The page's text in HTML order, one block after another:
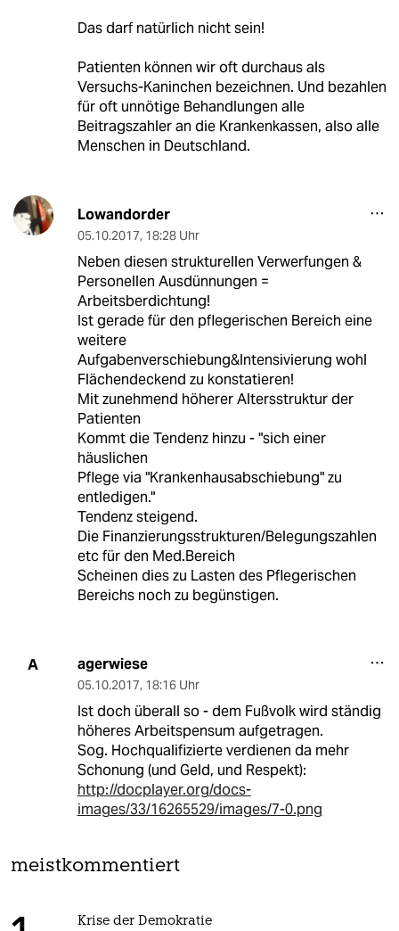
Das darf natürlich nicht sein!
Patienten können wir oft durchaus als
Versuchs-Kaninchen bezeichnen. Und bezahlen
für oft unnötige Behandlungen alle
Beitragszahler an die Krankenkassen, also alle
Menschen in Deutschland.
Lowandorder
05.10.2017, 18:28 Uhr
Neben diesen strukturellen Verwerfungen &
Personellen Ausdünnungen =
Arbeitsberdichtung!
Ist gerade für den pflegerischen Bereich eine
weitere
Aufgabenverschiebung&Intensivierung wohl
Flächendeckend zu konstatieren!
Mit zunehmend höherer Altersstruktur der
Patienten
Kommt die Tendenz hinzu - "sich einer
häuslichen
Pflege via "Krankenhausabschiebung" zu
entledigen."
Tendenz steigend.
Die Finanzierungsstrukturen/Belegungszahlen
etc für den Med.Bereich
Scheinen dies zu Lasten des Pflegerischen
Bereichs noch zu begünstigen.
A agerwiese
05.10.2017, 18:16 Uhr
Ist doch überall so - dem Fußvolk wird ständig
höheres Arbeitspensum aufgetragen.
Sog. Hochqualifizierte verdienen da mehr
Schonung (und Geld, und Respekt):
http://docplayer.org/docs-
images/33/16265529/images/7-0.png
meistkommentiert
Krise der Demokratie